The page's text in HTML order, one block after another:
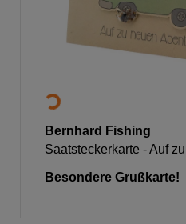
Bernhard Fishing
Saatsteckerkarte - Auf
Besondere Grußkarte!